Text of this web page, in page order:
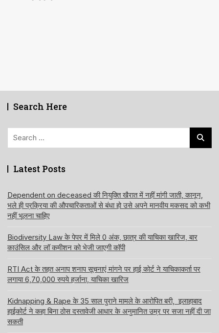
Search Here
Latest Posts
Dependent on deceased की नियुक्ति खैरात में नहीं मांगी जाती, कानून,
भले ही प्रक्रिया की औपचारिकताओं से बंधा हो उसे अपने मानवीय मकसद को कभी
नहीं भूलना चाहिए
Biodiversity Law के पेपर में मिले 0 अंक, छात्र की याचिका खारिज, बार
काउंसिल और लॉ कमीशन को भेजी जाएगी कॉपी
RTI Act के तहत अनाप शनाप सूचनाएं मांगने पर हाई कोर्ट ने याचिकाकर्ता पर
लगाया 6,70,000 रुपये हर्जाना, याचिका खारिज
Kidnapping & Rape के 35 साल पुराने मामले के आरोपित बरी, इलाहाबाद
हाईकोर्ट ने कहा बिना ठोस दस्तावेजी आधार के अनुमानित उम्र पर सजा नहीं दी जा
सकती